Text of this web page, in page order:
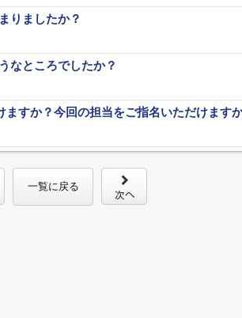
りましたか？
なところでしたか？
すか？今回の担当をご指名いただけます
一覧に戻る